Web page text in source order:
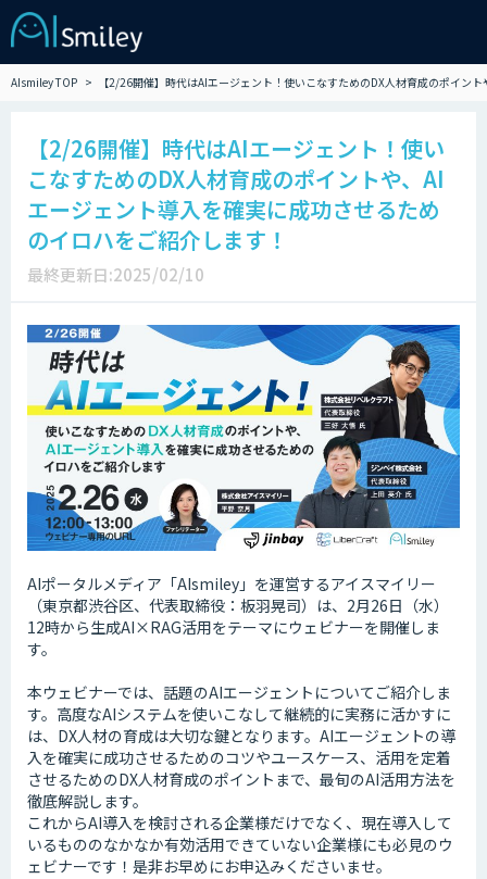
AIsmiley TOP 【2/26開催】時代はAIエージェント！使いこなすためのDX人材育成のポイン
【2/26開催】時代はAIエージェント！使い
こなすためのDX人材育成のポイントや、AI
エージェント導入を確実に成功させるため
のイロハをご紹介します！
最終更新日:2025/02/10
AIポータルメディア「AIsmiley」を運営するアイスマイリー
（東京都渋谷区、代表取締役：板羽晃司）は、2月26日（水）
12時から生成AI×RAG活用をテーマにウェビナーを開催しま
す。
本ウェビナーでは、話題のAIエージェントについてご紹介しま
す。高度なAIシステムを使いこなして継続的に実務に活かすに
は、DX人材の育成は大切な鍵となります。AIエージェントの導
入を確実に成功させるためのコツやユースケース、活用を定着
させるためのDX人材育成のポイントまで、最旬のAI活用方法を
徹底解説します。
これからAI導入を検討される企業様だけでなく、現在導入して
いるもののなかなか有効活用できていない企業様にも必見のウ
ェビナーです！是非お早めにお申込みくださいませ。